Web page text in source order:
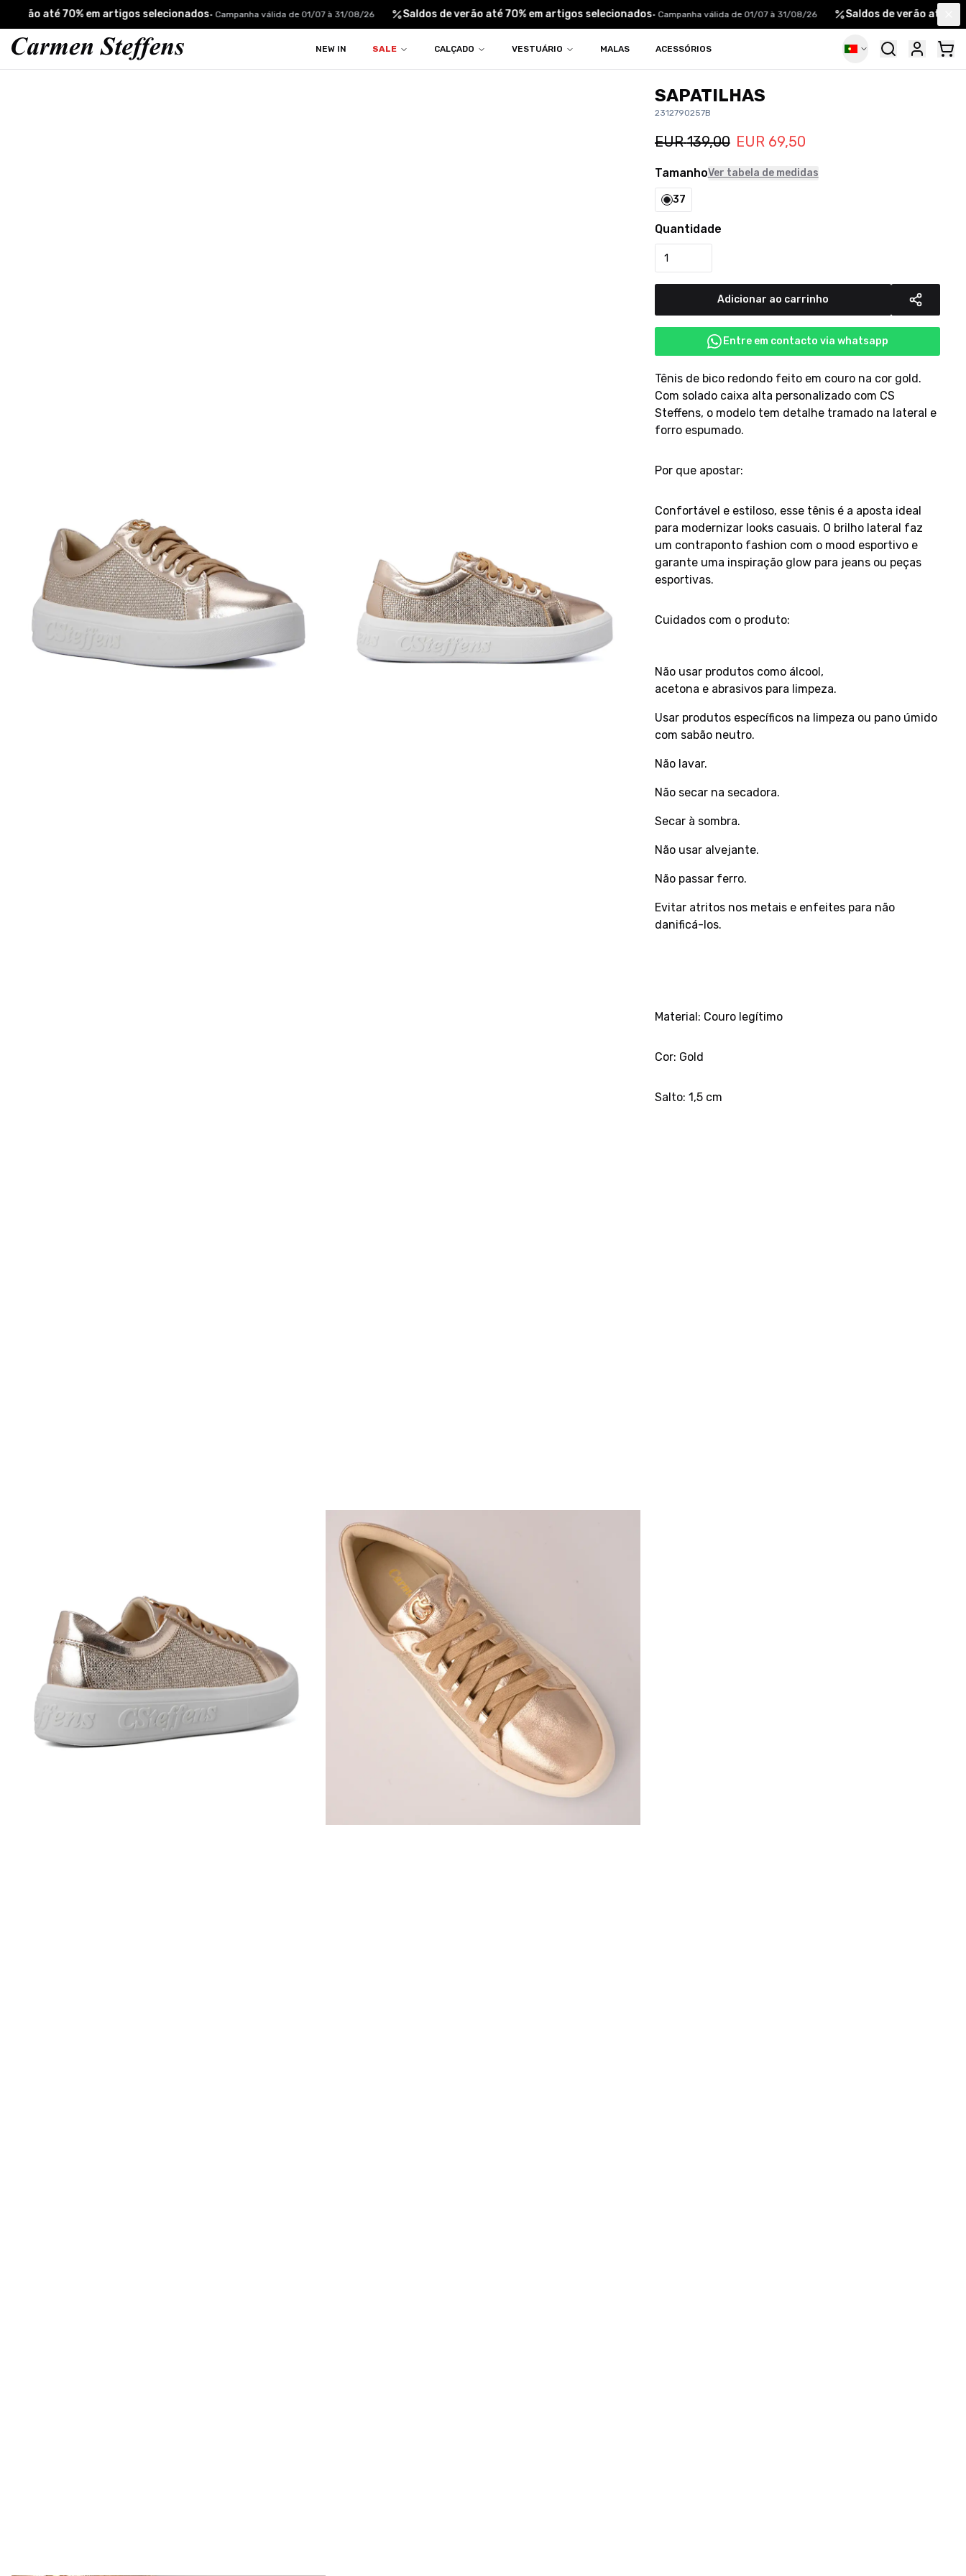
Carmen Steffens
até 70% em artigos selecionados•Campanha válida de 01/07 à 31/08/26 Saldos de verão até 70% em artigos selecionados•Campanha válida de 01/07 à 31/08/26 Saldos de verão até 70%
NEW IN SALE CALÇADO VESTUÁRIO MALAS ACESSÓRIOS
SAPATILHAS
2312790257B
EUR 139,00 EUR 69,50
TamanhoVer tabela de medidas
37
Quantidade
Adicionar ao carrinho
Entre em contacto via whatsapp
Tênis de bico redondo feito em couro na cor gold.
Com solado caixa alta personalizado com CS
Steffens, o modelo tem detalhe tramado na lateral e
forro espumado.
Por que apostar:
Confortável e estiloso, esse tênis é a aposta ideal
para modernizar looks casuais. O brilho lateral faz
um contraponto fashion com o mood esportivo e
garante uma inspiração glow para jeans ou peças
esportivas.
Cuidados com o produto:
Não usar produtos como álcool,
acetona e abrasivos para limpeza.
Usar produtos específicos na limpeza ou pano úmido
com sabão neutro.
Não lavar.
Não secar na secadora.
Secar à sombra.
Não usar alvejante.
Não passar ferro.
Evitar atritos nos metais e enfeites para não
danificá-los.
Material: Couro legítimo
Cor: Gold
Salto: 1,5 cm